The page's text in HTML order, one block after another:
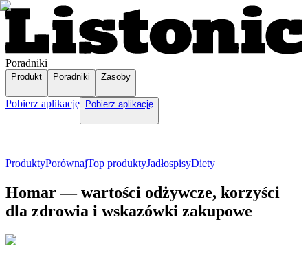
Poradniki
Produkt Poradniki Zasoby
Pobierz aplikację Pobierz aplikację
ProduktyPorównajTop produktyJadłospisyDiety
Homar — wartości odżywcze, korzyści
dla zdrowia i wskazówki zakupowe